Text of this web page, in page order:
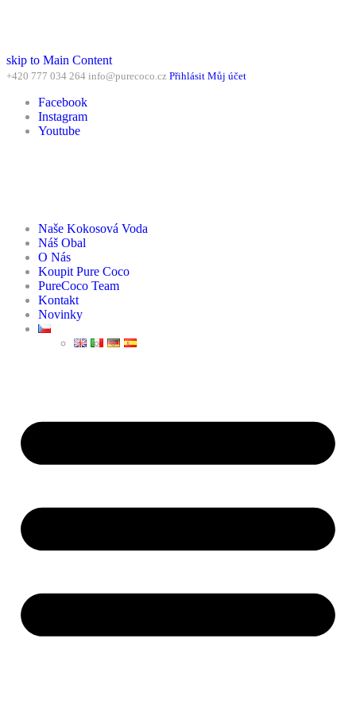
skip to Main Content
+420 777 034 264 info@purecoco.cz Přihlásit Můj účet
Facebook
Instagram
Youtube
Naše Kokosová Voda
Náš Obal
O Nás
Koupit Pure Coco
PureCoco Team
Kontakt
Novinky